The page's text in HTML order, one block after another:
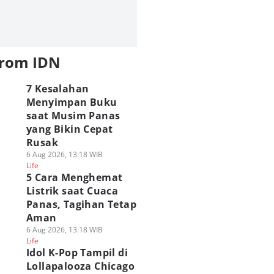
IDN
7 Kesalahan
Menyimpan Buku
saat Musim Panas
yang Bikin Cepat
Rusak
6 Aug 2026, 13:18 WIB
Life
5 Cara Menghemat
Listrik saat Cuaca
Panas, Tagihan Tetap
Aman
6 Aug 2026, 13:18 WIB
Life
Idol K-Pop Tampil di
Lollapalooza Chicago